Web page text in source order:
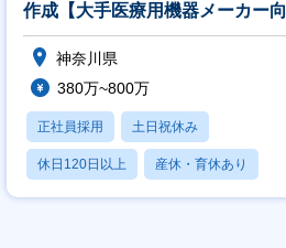
作成【大手医療用機器メーカー向
け/AWSの知見が身につく】
神奈川県
380万~800万
正社員採用 土日祝休み
休日120日以上 産休・育休あり
月残業20時間以内